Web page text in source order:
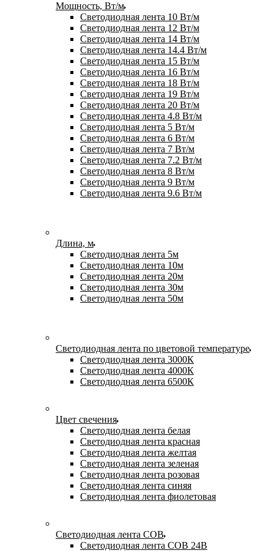
Мощность, Вт/м
Светодиодная лента 10 Вт/м
Светодиодная лента 12 Вт/м
Светодиодная лента 14 Вт/м
Светодиодная лента 14.4 Вт/м
Светодиодная лента 15 Вт/м
Светодиодная лента 16 Вт/м
Светодиодная лента 18 Вт/м
Светодиодная лента 19 Вт/м
Светодиодная лента 20 Вт/м
Светодиодная лента 4.8 Вт/м
Светодиодная лента 5 Вт/м
Светодиодная лента 6 Вт/м
Светодиодная лента 7 Вт/м
Светодиодная лента 7.2 Вт/м
Светодиодная лента 8 Вт/м
Светодиодная лента 9 Вт/м
Светодиодная лента 9.6 Вт/м
Длина, м
Светодиодная лента 5м
Светодиодная лента 10м
Светодиодная лента 20м
Светодиодная лента 30м
Светодиодная лента 50м
Светодиодная лента по цветовой температуре
Светодиодная лента 3000К
Светодиодная лента 4000К
Светодиодная лента 6500К
Цвет свечения
Светодиодная лента белая
Светодиодная лента красная
Светодиодная лента желтая
Светодиодная лента зеленая
Светодиодная лента розовая
Светодиодная лента синяя
Светодиодная лента фиолетовая
Светодиодная лента COB
Светодиодная лента COB 24В